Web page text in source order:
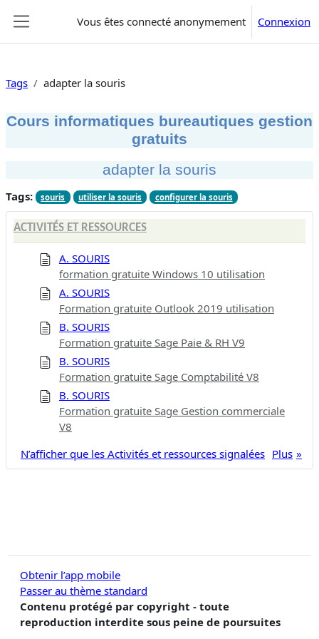
Vous êtes connecté anonymement Connexion
Tags adapter la souris
Cours informatiques bureautiques gestion
gratuits
adapter la souris
Tags: souris utiliser la souris configurer la souris
ACTIVITÉS ET RESSOURCES
A. SOURIS
formation gratuite Windows 10 utilisation
A. SOURIS
Formation gratuite Outlook 2019 utilisation
B. SOURIS
Formation gratuite Sage Paie & RH V9
B. SOURIS
Formation gratuite Sage Comptabilité V8
B. SOURIS
Formation gratuite Sage Gestion commerciale
V8
Plus
N’afficher que les Activités et ressources signalées
Obtenir l’app mobile
Passer au thème standard
Contenu protégé par copyright - toute
reproduction interdite sous peine de poursuites